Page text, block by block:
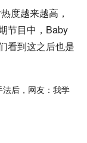
度越来越高，
节目中，Baby
看到这之后也是